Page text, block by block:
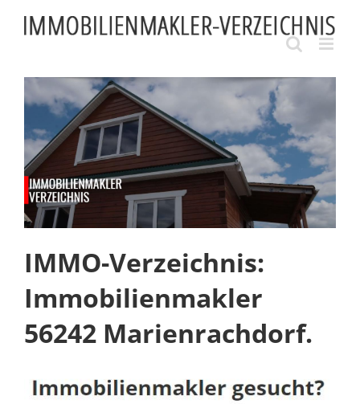
content
IMMO-Verzeichnis:
Immobilienmakler
56242 Marienrachdorf.